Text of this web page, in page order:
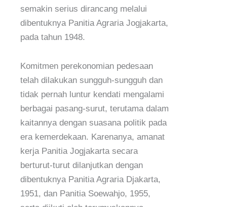
semakin serius dirancang melalui
dibentuknya Panitia Agraria Jogjakarta,
pada tahun 1948.
Komitmen perekonomian pedesaan
telah dilakukan sungguh-sungguh dan
tidak pernah luntur kendati mengalami
berbagai pasang-surut, terutama dalam
kaitannya dengan suasana politik pada
era kemerdekaan. Karenanya, amanat
kerja Panitia Jogjakarta secara
berturut-turut dilanjutkan dengan
dibentuknya Panitia Agraria Djakarta,
1951, dan Panitia Soewahjo, 1955,